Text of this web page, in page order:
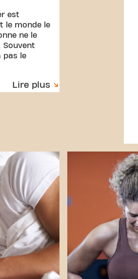
est
le monde le
ne le
Souvent
pas le
Lire plus